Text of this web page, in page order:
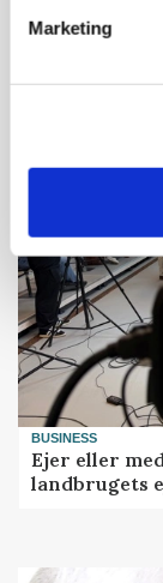
Marketing
BUSINESS
Ejer eller
landbrugets